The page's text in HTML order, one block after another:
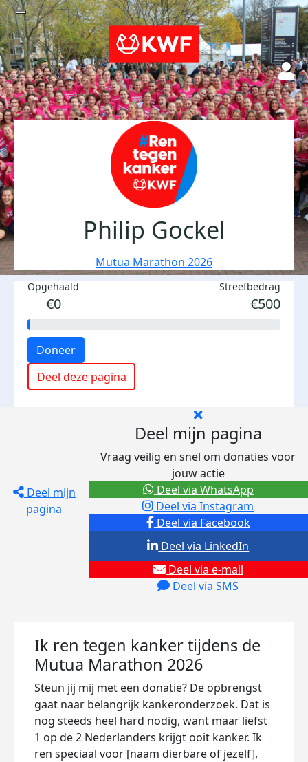
Philip Gockel
Mutua Marathon 2026
Opgehaald
€0
Streefbedrag
€500
Doneer
Deel deze pagina
Deel mijn
pagina
Deel mijn pagina
Vraag veilig en snel om donaties voor
jouw actie
Deel via Facebook
Deel via Instagram
Deel via e-mail
Deel via SMS
Deel via LinkedIn
Deel via WhatsApp
Ik ren tegen kanker tijdens de
Mutua Marathon 2026
Steun jij mij met een donatie? De opbrengst
gaat naar belangrijk kankeronderzoek. Dat is
nog steeds heel hard nodig, want maar liefst
1 op de 2 Nederlanders krijgt ooit kanker. Ik
ren speciaal voor [naam dierbare of jezelf],